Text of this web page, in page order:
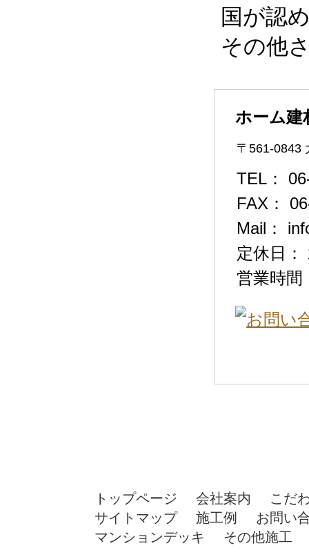
国が認
その他
ホーム建
〒561-0843
TEL：
FAX：
Mail：
定休日：
営業時間
トップページ 会社案内
こだ
サイトマップ
施工例
お問い
マンションデッキ
その他施工